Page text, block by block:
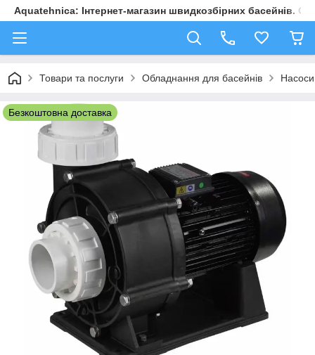
Aquatehnica: Інтернет-магазин швидкозбірних басейнів.
Товари та послуги Обладнання для басейнів
Безкоштовна доставка